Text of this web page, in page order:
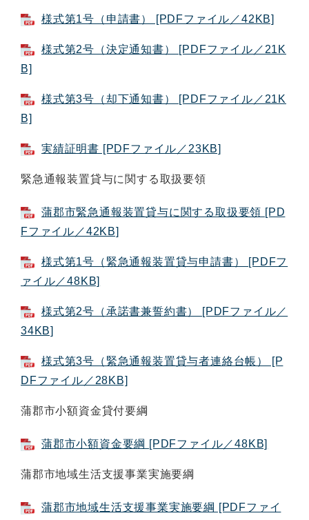
様式第1号（申請書） [PDFファイル／42KB]
様式第2号（決定通知書） [PDFファイル／21K
B]
様式第3号（却下通知書） [PDFファイル／21K
B]
実績証明書 [PDFファイル／23KB]
緊急通報装置貸与に関する取扱要領
蒲郡市緊急通報装置貸与に関する取扱要領 [PD
Fファイル／42KB]
様式第1号（緊急通報装置貸与申請書） [PDFフ
ァイル／48KB]
様式第2号（承諾書兼誓約書） [PDFファイル／
34KB]
様式第3号（緊急通報装置貸与者連絡台帳） [P
DFファイル／28KB]
蒲郡市小額資金貸付要綱
蒲郡市小額資金要綱 [PDFファイル／48KB]
蒲郡市地域生活支援事業実施要綱
蒲郡市地域生活支援事業実施要綱 [PDFファイ